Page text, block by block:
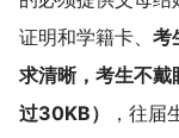
证明和学籍卡、 考
求清晰，考生不
过30KB）
，往届